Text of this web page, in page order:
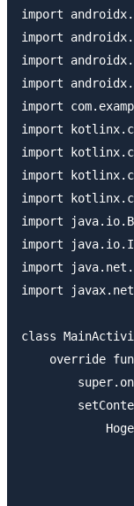
import
import
import
import
import
import
import
import
import
import
import
import
import
class
override